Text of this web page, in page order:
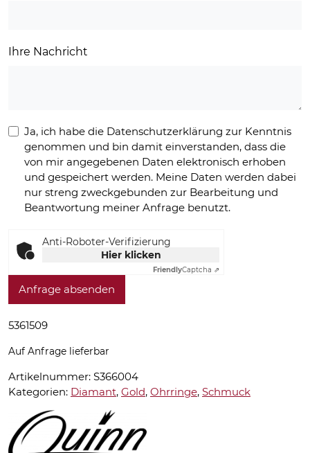
Ihre Nachricht
Ja, ich habe die Datenschutzerklärung zur Kenntnis
genommen und bin damit einverstanden, dass die
von mir angegebenen Daten elektronisch erhoben
und gespeichert werden. Meine Daten werden dabei
nur streng zweckgebunden zur Bearbeitung und
Beantwortung meiner Anfrage benutzt.
Anti-Roboter-Verifizierung
Hier klicken
FriendlyCaptcha ⇗
Anfrage absenden
5361509
Auf Anfrage lieferbar
Artikelnummer: S366004
Kategorien: Diamant, Gold, Ohrringe, Schmuck